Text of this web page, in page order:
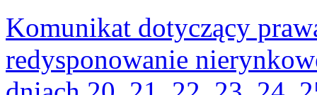
Komunikat dotyczący
redysponowanie